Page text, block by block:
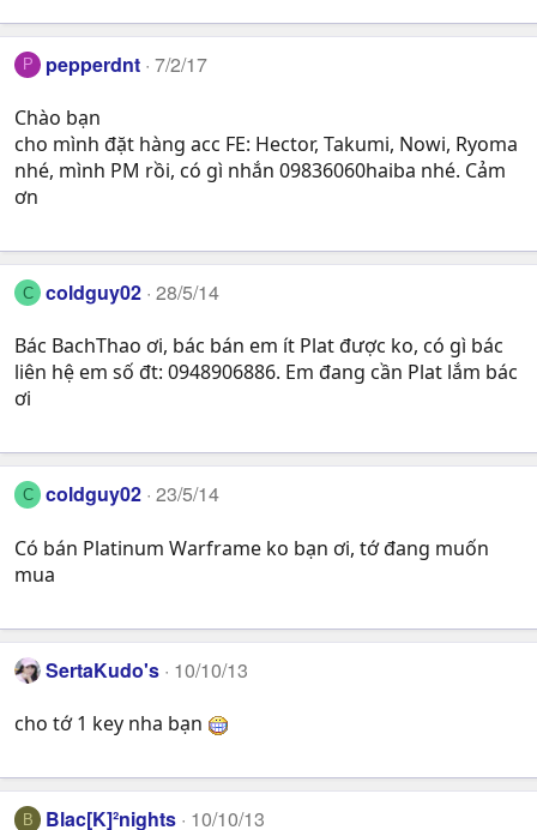
P pepperdnt 7/2/17
Chào bạn
cho mình đặt hàng acc FE: Hector, Takumi, Nowi, Ryoma
nhé, mình PM rồi, có gì nhắn 09836060haiba nhé. Cảm
ơn
C coldguy02 28/5/14
Bác BachThao ơi, bác bán em ít Plat được ko, có gì bác
liên hệ em số đt: 0948906886. Em đang cần Plat lắm bác
ơi
C coldguy02 23/5/14
Có bán Platinum Warframe ko bạn ơi, tớ đang muốn
mua
SertaKudo's 10/10/13
cho tớ 1 key nha bạn
B Blac[K]²nights 10/10/13